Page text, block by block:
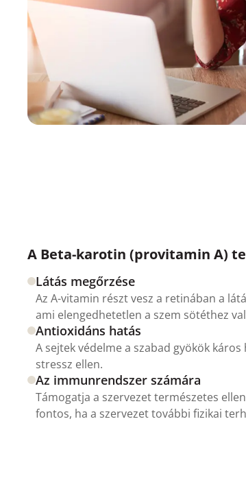
A Beta-karotin (provitamin A)
Látás megőrzése
Az A-vitamin részt vesz a retinában a
ami elengedhetetlen a szem sötéthez
Antioxidáns hatás
A sejtek védelme a szabad gyökök
stressz ellen.
Az immunrendszer számára
Támogatja a szervezet természetes
fontos, ha a szervezet további fizikai